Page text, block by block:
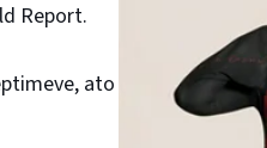
Report.
ato